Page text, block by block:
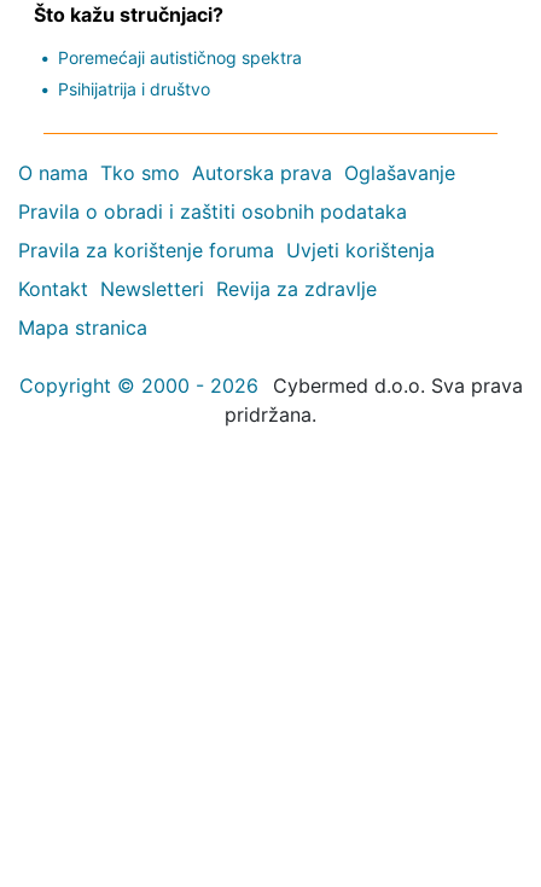
Što kažu stručnjaci?
Poremećaji autističnog spektra
Psihijatrija i društvo
O nama Tko smo Autorska prava Oglašavanje
Pravila o obradi i zaštiti osobnih podataka
Pravila za korištenje foruma Uvjeti korištenja
Kontakt Newsletteri Revija za zdravlje
Mapa stranica
Copyright © 2000 - 2026
Cybermed d.o.o. Sva prava
pridržana.